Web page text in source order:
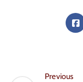
Previous